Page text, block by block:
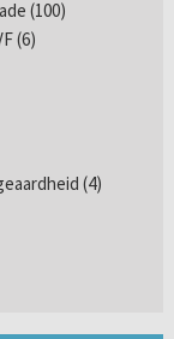
(100)
(6)
(4)